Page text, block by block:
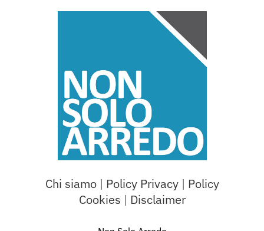
Chi siamo| Policy Privacy| Policy
Cookies | Disclaimer